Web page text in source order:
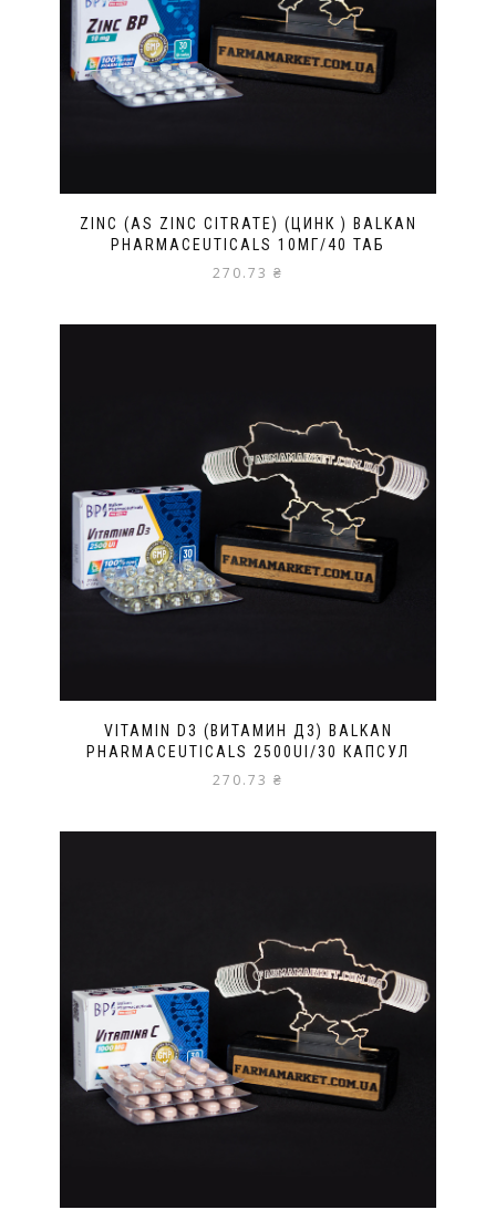
ZINC (AS ZINC CITRATE) (ЦИНК ) BALKAN
PHARMACEUTICALS 10МГ/40 ТАБ
270.73 ₴
VITAMIN D3 (ВИТАМИН Д3) BALKAN
PHARMACEUTICALS 2500UI/30 КАПСУЛ
270.73 ₴